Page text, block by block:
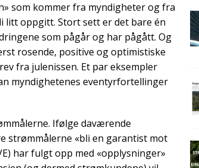
som kommer fra myndigheter og fra
litt oppgitt. Stort sett er det bare én
som pågår og har pågått. Og
rosende, positive og optimistiske
fra julenissen. Et par eksempler
myndighetenes eventyrfortellinger
Ifølge daværende
strømmålerne «bli en garantist mot
har fulgt opp med «opplysninger»